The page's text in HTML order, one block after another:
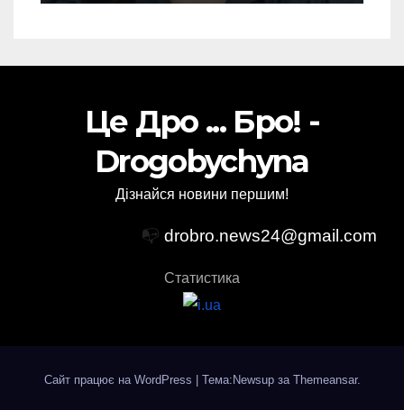
Це Дро ... Бро! -
Drogobychyna
Дізнайся новини першим!
📭 drobro.news24@gmail.com
Статистика
Сайт працює на WordPress Тема:Newsup за Themeansar.